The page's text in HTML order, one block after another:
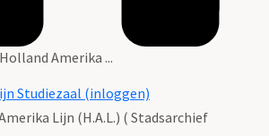
Amerika ...
Studiezaal (inloggen)
Lijn (H.A.L.) ( Stadsarchief